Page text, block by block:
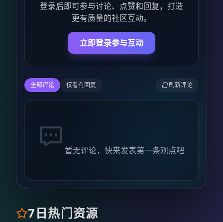
登录后即可参与讨论、点赞和回复，打造
更有质量的社区互动。
立即登录参与互动
全部评论 仅看有回复 刷新评论
暂无评论，快来发表第一条观点吧
7日热门资源